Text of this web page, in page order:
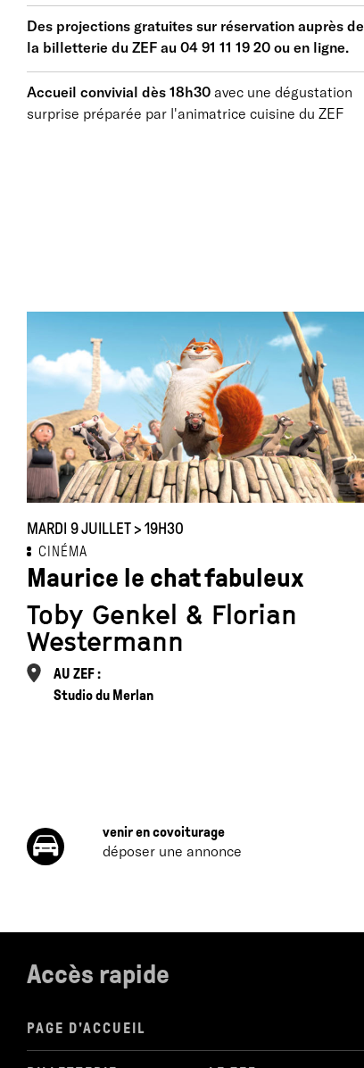
Des projections gratuites sur réservation auprès de
la billetterie du ZEF au 04 91 11 19 20 ou en ligne.
Accueil convivial dès 18h30 avec une dégustation
surprise préparée par l'animatrice cuisine du ZEF
MARDI 9 JUILLET > 19H30
CINÉMA
Maurice le chat fabuleux
Toby Genkel & Florian
Westermann
AU ZEF :
Studio du Merlan
venir en covoiturage
déposer une annonce
Accès rapide
PAGE D'ACCUEIL